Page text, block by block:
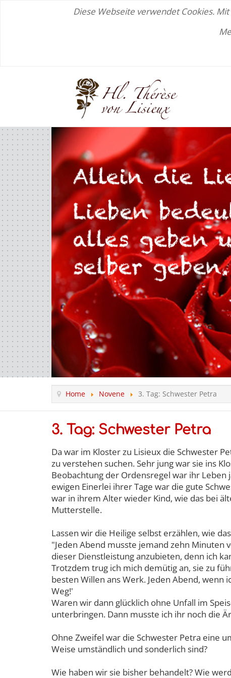
Diese Webseite verwendet Cookies.
Home Novene 3. Tag: Schwester Petra
3. Tag: Schwester Petra
Da war im Kloster zu Lisieux die Schwester
zu verstehen suchen. Sehr jung war sie ins
Beobachtung der Ordensregel war ihr Leben
ewigen Einerlei ihrer Tage war die gute
war in ihrem Alter wieder Kind, wie das bei
Mutterstelle.
Lassen wir die Heilige selbst erzählen, wie
"Jeden Abend musste jemand zehn Minuten
dieser Dienstleistung anzubieten, denn ich
Trotzdem trug ich mich demütig an, sie zu
besten Willen ans Werk. Jeden Abend, wenn
Weg!'
Waren wir dann glücklich ohne Unfall im
unterbringen. Dann musste ich ihr noch die
Ohne Zweifel war die Schwester Petra eine
Weise umständlich und sonderlich sind?
Wie haben wir sie bisher behandelt? Wie